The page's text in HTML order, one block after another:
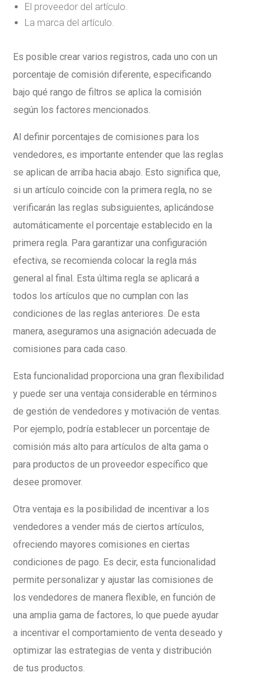
El proveedor del artículo.
La marca del artículo.
Es posible crear varios registros, cada uno con un
porcentaje de comisión diferente, especificando
bajo qué rango de filtros se aplica la comisión
según los factores mencionados.
Al definir porcentajes de comisiones para los
vendedores, es importante entender que las reglas
se aplican de arriba hacia abajo. Esto significa que,
si un artículo coincide con la primera regla, no se
verificarán las reglas subsiguientes, aplicándose
automáticamente el porcentaje establecido en la
primera regla. Para garantizar una configuración
efectiva, se recomienda colocar la regla más
general al final. Esta última regla se aplicará a
todos los artículos que no cumplan con las
condiciones de las reglas anteriores. De esta
manera, aseguramos una asignación adecuada de
comisiones para cada caso.
Esta funcionalidad proporciona una gran flexibilidad
y puede ser una ventaja considerable en términos
de gestión de vendedores y motivación de ventas.
Por ejemplo, podría establecer un porcentaje de
comisión más alto para artículos de alta gama o
para productos de un proveedor específico que
desee promover.
Otra ventaja es la posibilidad de incentivar a los
vendedores a vender más de ciertos artículos,
ofreciendo mayores comisiones en ciertas
condiciones de pago. Es decir, esta funcionalidad
permite personalizar y ajustar las comisiones de
los vendedores de manera flexible, en función de
una amplia gama de factores, lo que puede ayudar
a incentivar el comportamiento de venta deseado y
optimizar las estrategias de venta y distribución
de tus productos.